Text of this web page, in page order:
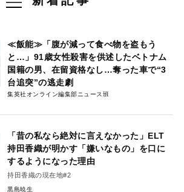
≪飯能≫「腹が減って食べ物を盗もう
と…」91歳女性殺害を供述したベトナム
国籍の男、在留資格なし…奪った車で“3
台追突”の逃走劇
集英社オンライン編集部ニュース班
「昔の私なら絶対に言えなかった」ELT
持田香織が明かす「嫌いなもの」を口に
するようになった理由
持田香織の現在地#2
黒島暁生